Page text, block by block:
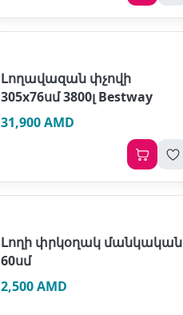
Լողավազան փչովի
305х76սմ 3800լ Bestway
31,900 AMD
Լողի փրկօղակ մանկական
60սմ
2,500 AMD